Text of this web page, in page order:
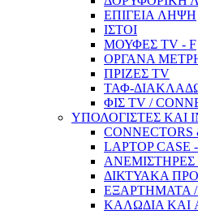
ΕΠΙΓΕΙA ΛΗΨΗ
ΙΣΤΟΙ
ΜΟΥΦΕΣ TV - F
ΟΡΓΑΝΑ
ΠΡΙΖΕΣ TV
ΤΑΦ-
ΦΙΣ TV /
ΥΠΟΛΟΓΙΣΤΕΣ ΚΑΙ
LAPTOP CASE
ΑΝΕΜΙΣΤΗΡΕΣ
ΔΙΚΤΥΑΚΑ
ΕΞΑΡΤΗΜΑΤΑ
ΚΑΛΩΔΙΑ ΚΑΙ